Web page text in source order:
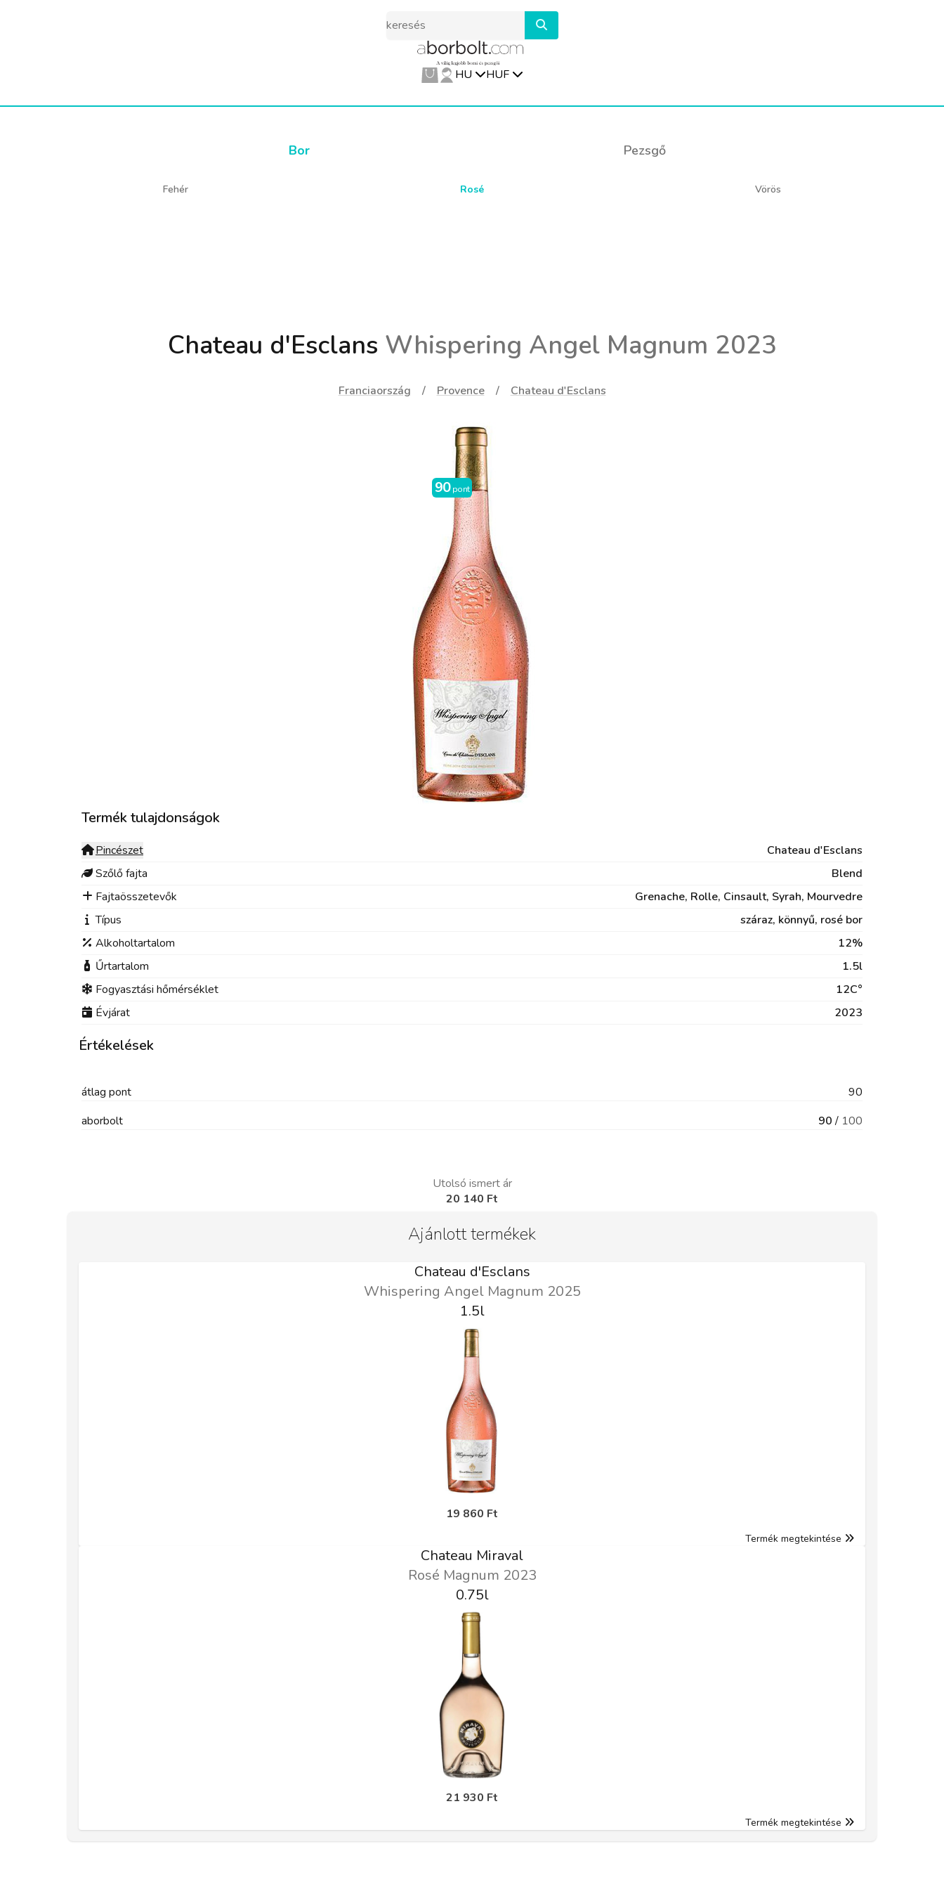
HU HUF
Bor Pezsgő
Fehér Rosé Vörös
Chateau d'Esclans Whispering Angel Magnum 2023
Franciaország Provence Chateau d'Esclans
Termék tulajdonságok
Pincészet
Chateau d'Esclans
Szőlő fajta
Blend
Fajtaösszetevők
Grenache, Rolle, Cinsault, Syrah, Mourvedre
Típus
száraz, könnyű, rosé bor
Alkoholtartalom
12%
Űrtartalom
1.5l
Fogyasztási hőmérséklet
12C°
Évjárat
2023
90 pont
Értékelések
átlag pont
90
aborbolt
90 / 100
Utolsó ismert ár
20 140 Ft
Ajánlott termékek
Chateau d'Esclans
Whispering Angel Magnum 2025
1.5l
19 860 Ft
Termék megtekintése
Chateau Miraval
Rosé Magnum 2023
0.75l
21 930 Ft
Termék megtekintése